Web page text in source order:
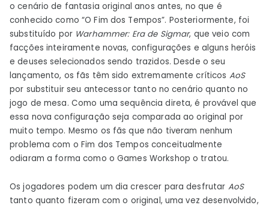
o cenário de fantasia original anos antes, no que é
conhecido como “O Fim dos Tempos”. Posteriormente, foi
substituído por Warhammer: Era de Sigmar, que veio com
facções inteiramente novas, configurações e alguns heróis
e deuses selecionados sendo trazidos. Desde o seu
lançamento, os fãs têm sido extremamente críticos AoS
por substituir seu antecessor tanto no cenário quanto no
jogo de mesa. Como uma sequência direta, é provável que
essa nova configuração seja comparada ao original por
muito tempo. Mesmo os fãs que não tiveram nenhum
problema com o Fim dos Tempos conceitualmente
odiaram a forma como o Games Workshop o tratou.
Os jogadores podem um dia crescer para desfrutar AoS
tanto quanto fizeram com o original, uma vez desenvolvido,